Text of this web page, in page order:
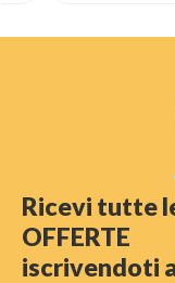
Ricevi tutte
OFFERTE
iscrivendoti